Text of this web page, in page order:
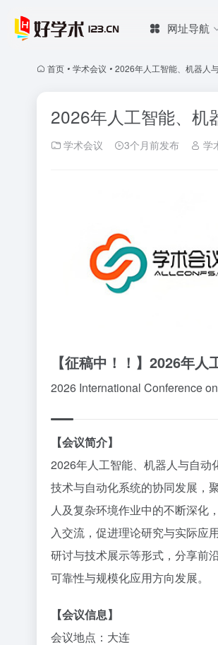
网址导航
首页 • 学术会议 • 2026年人工智能、机器人
2026年人工智能、机
学术会议 3个月前发布 学
【征稿中！！】2026年
2026 International Conference
【会议简介】
2026年人工智能、机器人与自
技术与自动化系统的协同发展，
人及复杂环境作业中的不断深化
入交流，促进理论研究与实际应
研讨与技术展示等形式，分享前
可靠性与规模化应用方向发展。
【会议信息】
会议地点：大连